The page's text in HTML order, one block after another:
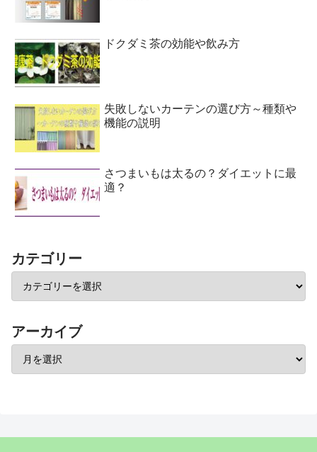
ドクダミ茶の効能や飲み方
失敗しないカーテンの選び方～種類や
機能の説明
さつまいもは太るの？ダイエットに最
適？
カテゴリー
アーカイブ